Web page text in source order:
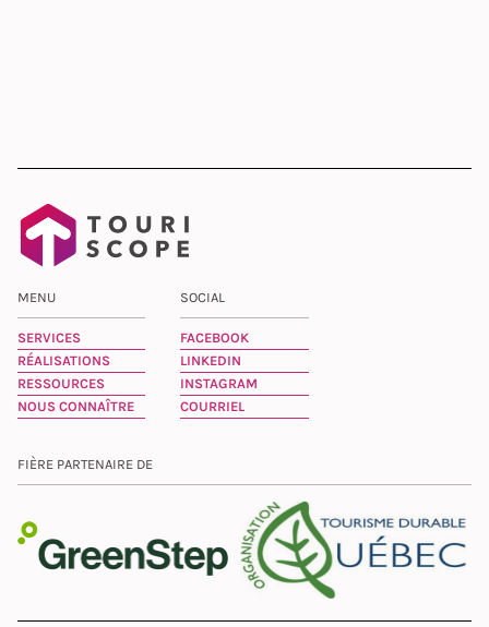
MENU
SERVICES
RÉALISATIONS
RESSOURCES
NOUS CONNAÎTRE
SOCIAL
FACEBOOK
LINKEDIN
INSTAGRAM
COURRIEL
FIÈRE PARTENAIRE DE